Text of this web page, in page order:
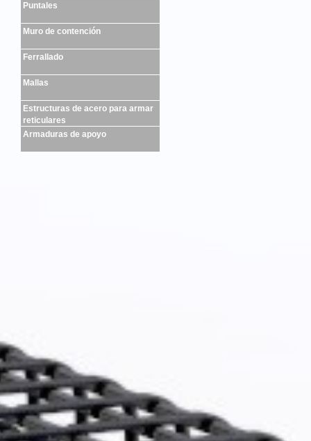
Puntales
Muro de contención
Ferrallado
Mallas
Estructuras de acero para armar
reticulares
Armaduras de apoyo